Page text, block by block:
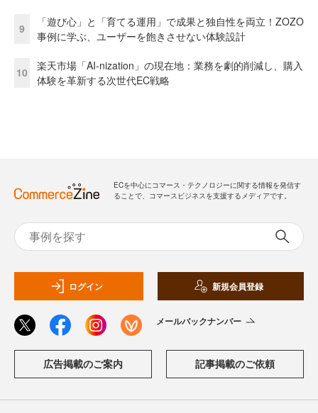
9
「遊び心」と「育てる運用」で成果と独自性を両立！ZOZO
事例に学ぶ、ユーザーを飽きさせない体験設計
10
楽天市場「AI-nization」の現在地：業務を劇的削減し、購入
体験を革新する次世代EC戦略
ECを中心にコマース・テクノロジーに関する情報を発信す
ることで、コマースビジネスを支援するメディアです。
ログイン 新規会員登録
メールバックナンバー
広告掲載のご案内 記事掲載のご依頼